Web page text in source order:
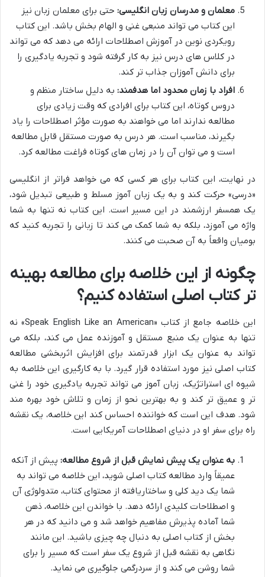
معلمان و مدرسان زبان انگلیسی: حتی برای معلمان زبان نیز
این کتاب می تواند منبعی غنی و الهام بخش باشد. این کتاب
رویکردی نوین در آموزش اصطلاحات ارائه می دهد که می تواند
در کلاس های درس نیز به کار گرفته شود و تجربه یادگیری را
برای دانش آموزان جذاب تر کند.
افراد با زمان محدود اما هدفمند: به دلیل ساختار منظم و
دروس کوتاه، این کتاب برای افرادی که وقت زیادی برای
مطالعه ندارند اما می خواهند به صورت مؤثر اصطلاحات را یاد
بگیرند، مناسب است. هر درس به صورت مستقل قابل مطالعه
است و می توان آن را در زمان های کوتاه فراغت مطالعه کرد.
در نهایت، این کتاب برای هر کسی که می خواهد فراتر از انگلیسی
«درسی» حرکت کند و به یک زبان آموز مسلط و طبیعی تبدیل شود،
یک همسفر ارزشمند در این مسیر است. این کتاب نه تنها به شما
واژه می آموزد، بلکه به شما کمک می کند تا زبانی را تجربه کنید که
بومیان واقعاً به آن صحبت می کنند.
چگونه از این خلاصه برای مطالعه بهینه
تر کتاب اصلی استفاده کنیم؟
این خلاصه جامع از کتاب «Speak English Like an American» نه
تنها به عنوان یک منبع مستقل و آموزنده عمل می کند، بلکه می
تواند به عنوان یک ابزار قدرتمند برای افزایش اثربخشی مطالعه
کتاب اصلی نیز مورد استفاده قرار گیرد. با به کارگیری این خلاصه به
شیوه ای استراتژیک، زبان آموز می تواند تجربه یادگیری خود را غنی
تر و عمیق تر کند و به بهترین نحو از زمان و تلاش خود بهره مند
شود. هدف این است که خواننده احساس کند این خلاصه، یک نقشه
راه برای سفر او در دنیای اصطلاحات آمریکایی است.
به عنوان یک پیش نمایش قبل از شروع مطالعه: پیش از آنکه
عمیقاً وارد مطالعه کتاب اصلی شوید، این خلاصه می تواند به
شما یک دید کلی و ساختاریافته از محتوای کتاب، متدولوژی آن
و اصطلاحات کلیدی ارائه دهد. با خواندن این خلاصه، ذهن
شما آماده پذیرش مفاهیم خواهد شد و می دانید که در هر
بخش از کتاب اصلی به دنبال چه چیزی باشید. این مانند
نگاهی به نقشه قبل از شروع یک سفر است که مسیر را برای
شما روشن می کند و از سردرگمی جلوگیری می نماید.